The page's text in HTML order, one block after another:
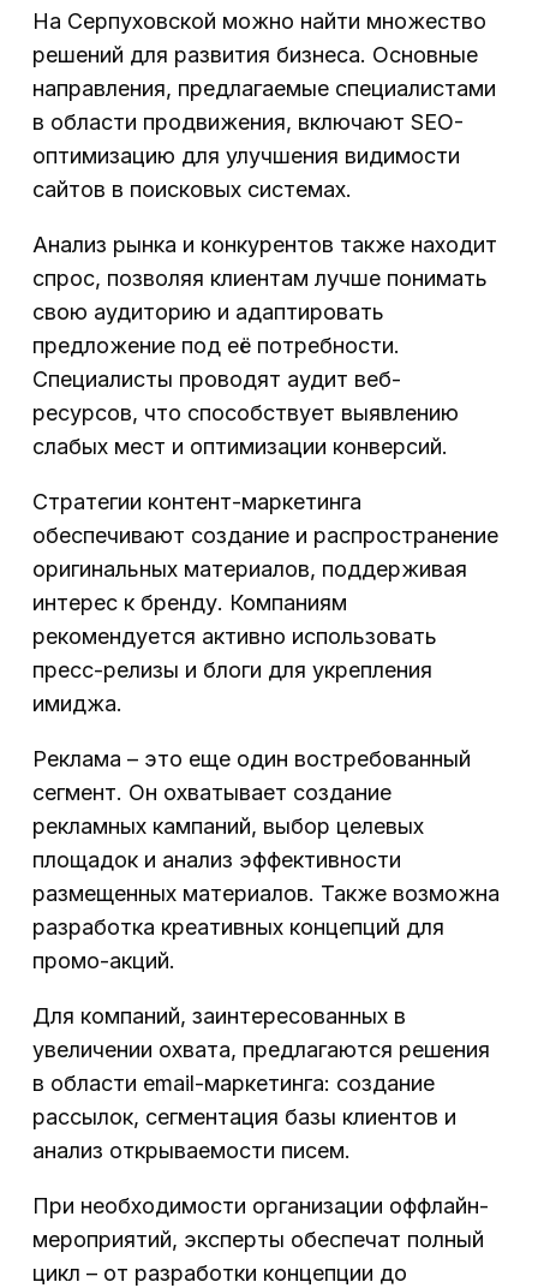
На Серпуховской можно найти множество
решений для развития бизнеса. Основные
направления, предлагаемые специалистами
в области продвижения, включают SEO-
оптимизацию для улучшения видимости
сайтов в поисковых системах.
Анализ рынка и конкурентов также находит
спрос, позволяя клиентам лучше понимать
свою аудиторию и адаптировать
предложение под её потребности.
Специалисты проводят аудит веб-
ресурсов, что способствует выявлению
слабых мест и оптимизации конверсий.
Стратегии контент-маркетинга
обеспечивают создание и распространение
оригинальных материалов, поддерживая
интерес к бренду. Компаниям
рекомендуется активно использовать
пресс-релизы и блоги для укрепления
имиджа.
Реклама – это еще один востребованный
сегмент. Он охватывает создание
рекламных кампаний, выбор целевых
площадок и анализ эффективности
размещенных материалов. Также возможна
разработка креативных концепций для
промо-акций.
Для компаний, заинтересованных в
увеличении охвата, предлагаются решения
в области email-маркетинга: создание
рассылок, сегментация базы клиентов и
анализ открываемости писем.
При необходимости организации оффлайн-
мероприятий, эксперты обеспечат полный
цикл – от разработки концепции до